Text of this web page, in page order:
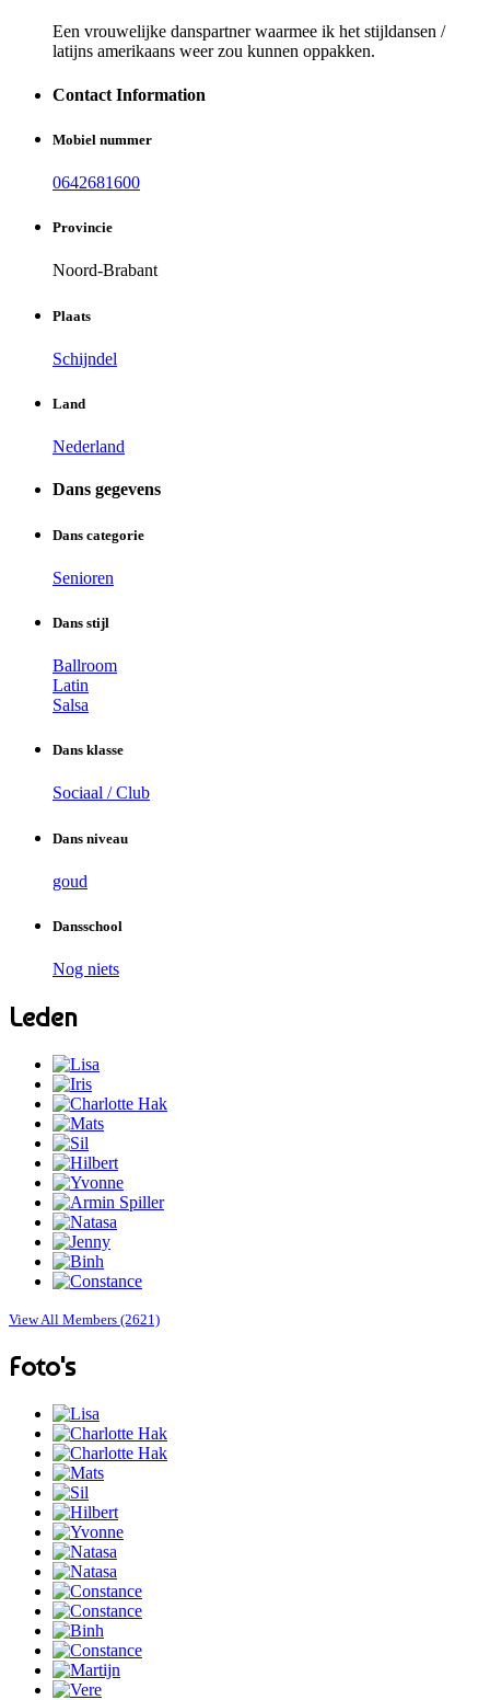
Een vrouwelijke danspartner waarmee ik het stijldansen /
latijns amerikaans weer zou kunnen oppakken.
Contact Information
Mobiel nummer
0642681600
Provincie
Noord-Brabant
Plaats
Schijndel
Land
Nederland
Dans gegevens
Dans categorie
Senioren
Dans stijl
Ballroom
Latin
Salsa
Dans klasse
Sociaal / Club
Dans niveau
goud
Dansschool
Nog niets
Leden
View All Members (2621)
Foto's